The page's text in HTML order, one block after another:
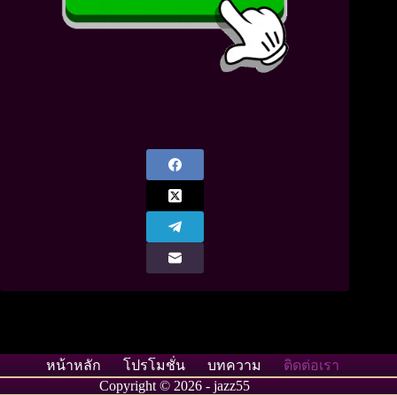
หน้าหลัก โปรโมชั่น บทความ
ติดต่อเรา
Copyright © 2026 - jazz55